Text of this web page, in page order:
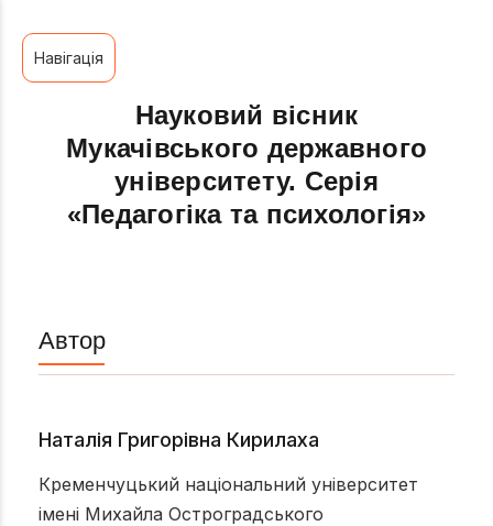
Навігація
Науковий вісник
Мукачівського державного
університету. Серія
«Педагогіка та психологія»
Автор
Наталія Григорівна Кирилаха
Кременчуцький національний університет
імені Михайла Остроградського